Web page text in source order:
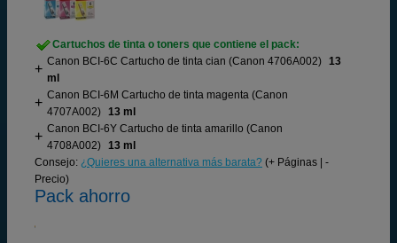
Cartuchos de tinta o toners que contiene el pack:
Canon BCI-6C Cartucho de tinta cian (Canon 4706A002) 13
ml
Canon BCI-6M Cartucho de tinta magenta (Canon
4707A002) 13 ml
Canon BCI-6Y Cartucho de tinta amarillo (Canon
4708A002) 13 ml
Consejo: ¿Quieres una alternativa más barata? (+ Páginas | -
Precio)
Pack ahorro